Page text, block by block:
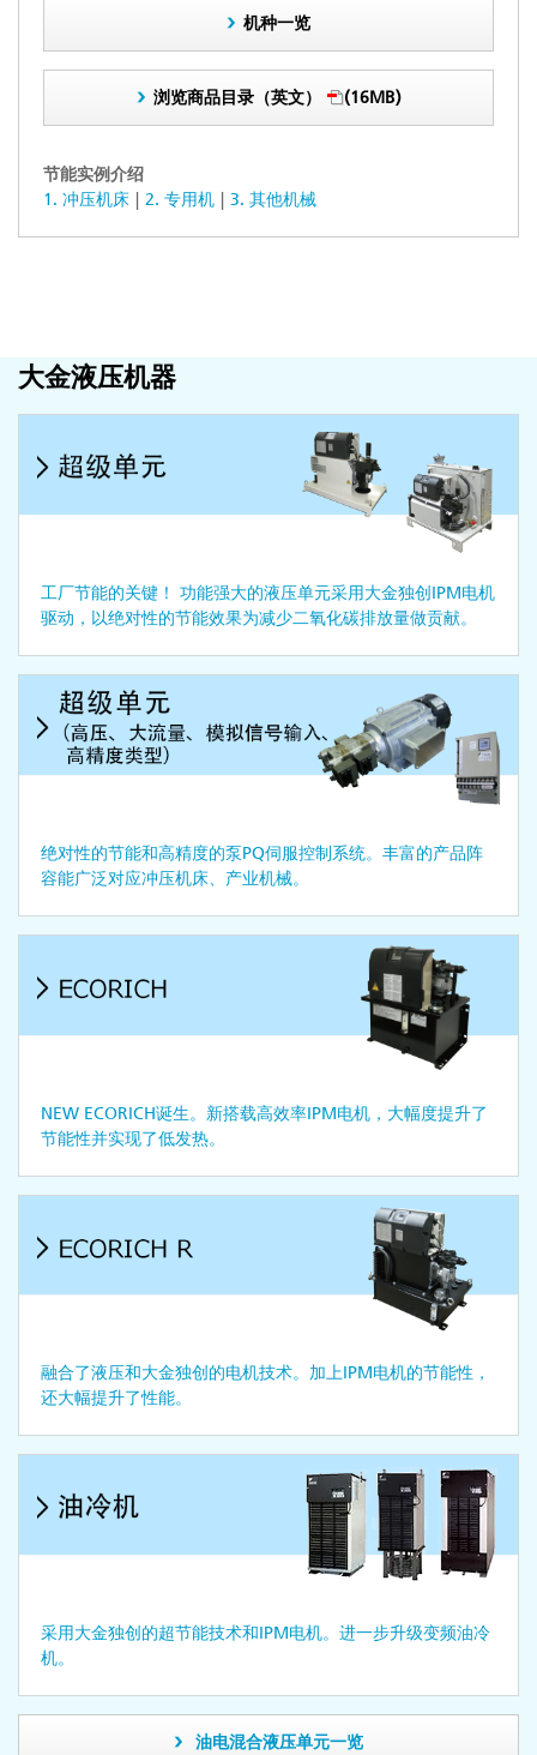
机种一览
浏览商品目录（英文） (16MB)
节能实例介绍
1. 冲压机床
2. 专用机 3. 其他机械
大金液压机器
工厂节能的关键！ 功能强大的液压单元采用大金独创IPM电机
驱动，以绝对性的节能效果为减少二氧化碳排放量做贡献。
绝对性的节能和高精度的泵PQ伺服控制系统。丰富的产品阵
容能广泛对应冲压机床、产业机械。
NEW ECORICH诞生。新搭载高效率IPM电机，大幅度提升了
节能性并实现了低发热。
融合了液压和大金独创的电机技术。加上IPM电机的节能性，
还大幅提升了性能。
采用大金独创的超节能技术和IPM电机。进一步升级变频油冷
机。
油电混合液压单元一览